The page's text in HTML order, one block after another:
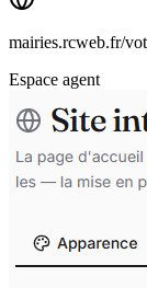
mairies.rcweb.fr/
Espace agent